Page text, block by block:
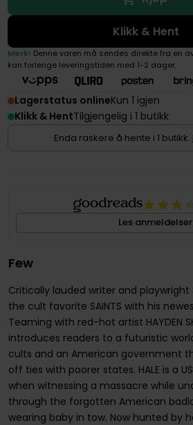
Klikk & Hent
Merk! Denne varen må sendes direkte fra en
kan forlenge leveringstiden med 1-2 dager.
Lagerstatus onlineKun 1 igjen
Klikk & HentTilgjengelig i 1 butikk
Enda raskere å hente i 1 butikk.
Les anmeldelser
Few
Critically lauded writer and playwright
the cult favorite SAINTS with his
Teaming with red-hot artist HAYDEN
introduces readers to a futuristic
cults and an American government
off ties with poorer states. HALE is a
when witnessing a massacre while
through the forgotten American
wearing baby in tow. Now hunted by